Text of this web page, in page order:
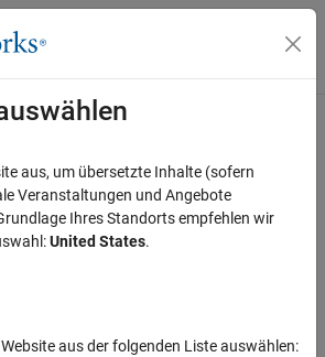
für Off-Canvas-
with Objects
aus, um übersetzte Inhalte (sofern
Veranstaltungen und Angebote
Ihres Standorts empfehlen wir
United States.
aus der folgenden Liste auswählen: